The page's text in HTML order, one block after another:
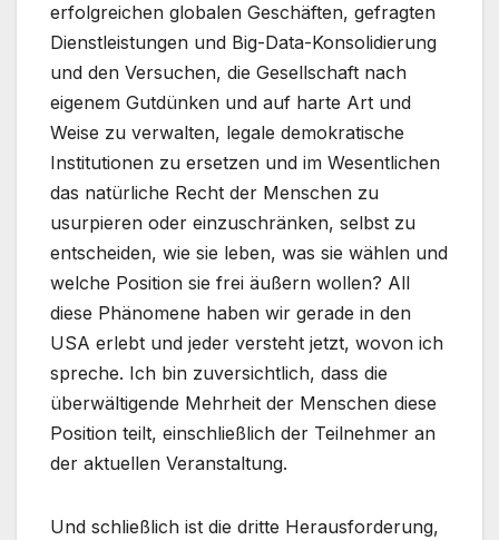
erfolgreichen globalen Geschäften, gefragten
Dienstleistungen und Big-Data-Konsolidierung
und den Versuchen, die Gesellschaft nach
eigenem Gutdünken und auf harte Art und
Weise zu verwalten, legale demokratische
Institutionen zu ersetzen und im Wesentlichen
das natürliche Recht der Menschen zu
usurpieren oder einzuschränken, selbst zu
entscheiden, wie sie leben, was sie wählen und
welche Position sie frei äußern wollen? All
diese Phänomene haben wir gerade in den
USA erlebt und jeder versteht jetzt, wovon ich
spreche. Ich bin zuversichtlich, dass die
überwältigende Mehrheit der Menschen diese
Position teilt, einschließlich der Teilnehmer an
der aktuellen Veranstaltung.
Und schließlich ist die dritte Herausforderung,